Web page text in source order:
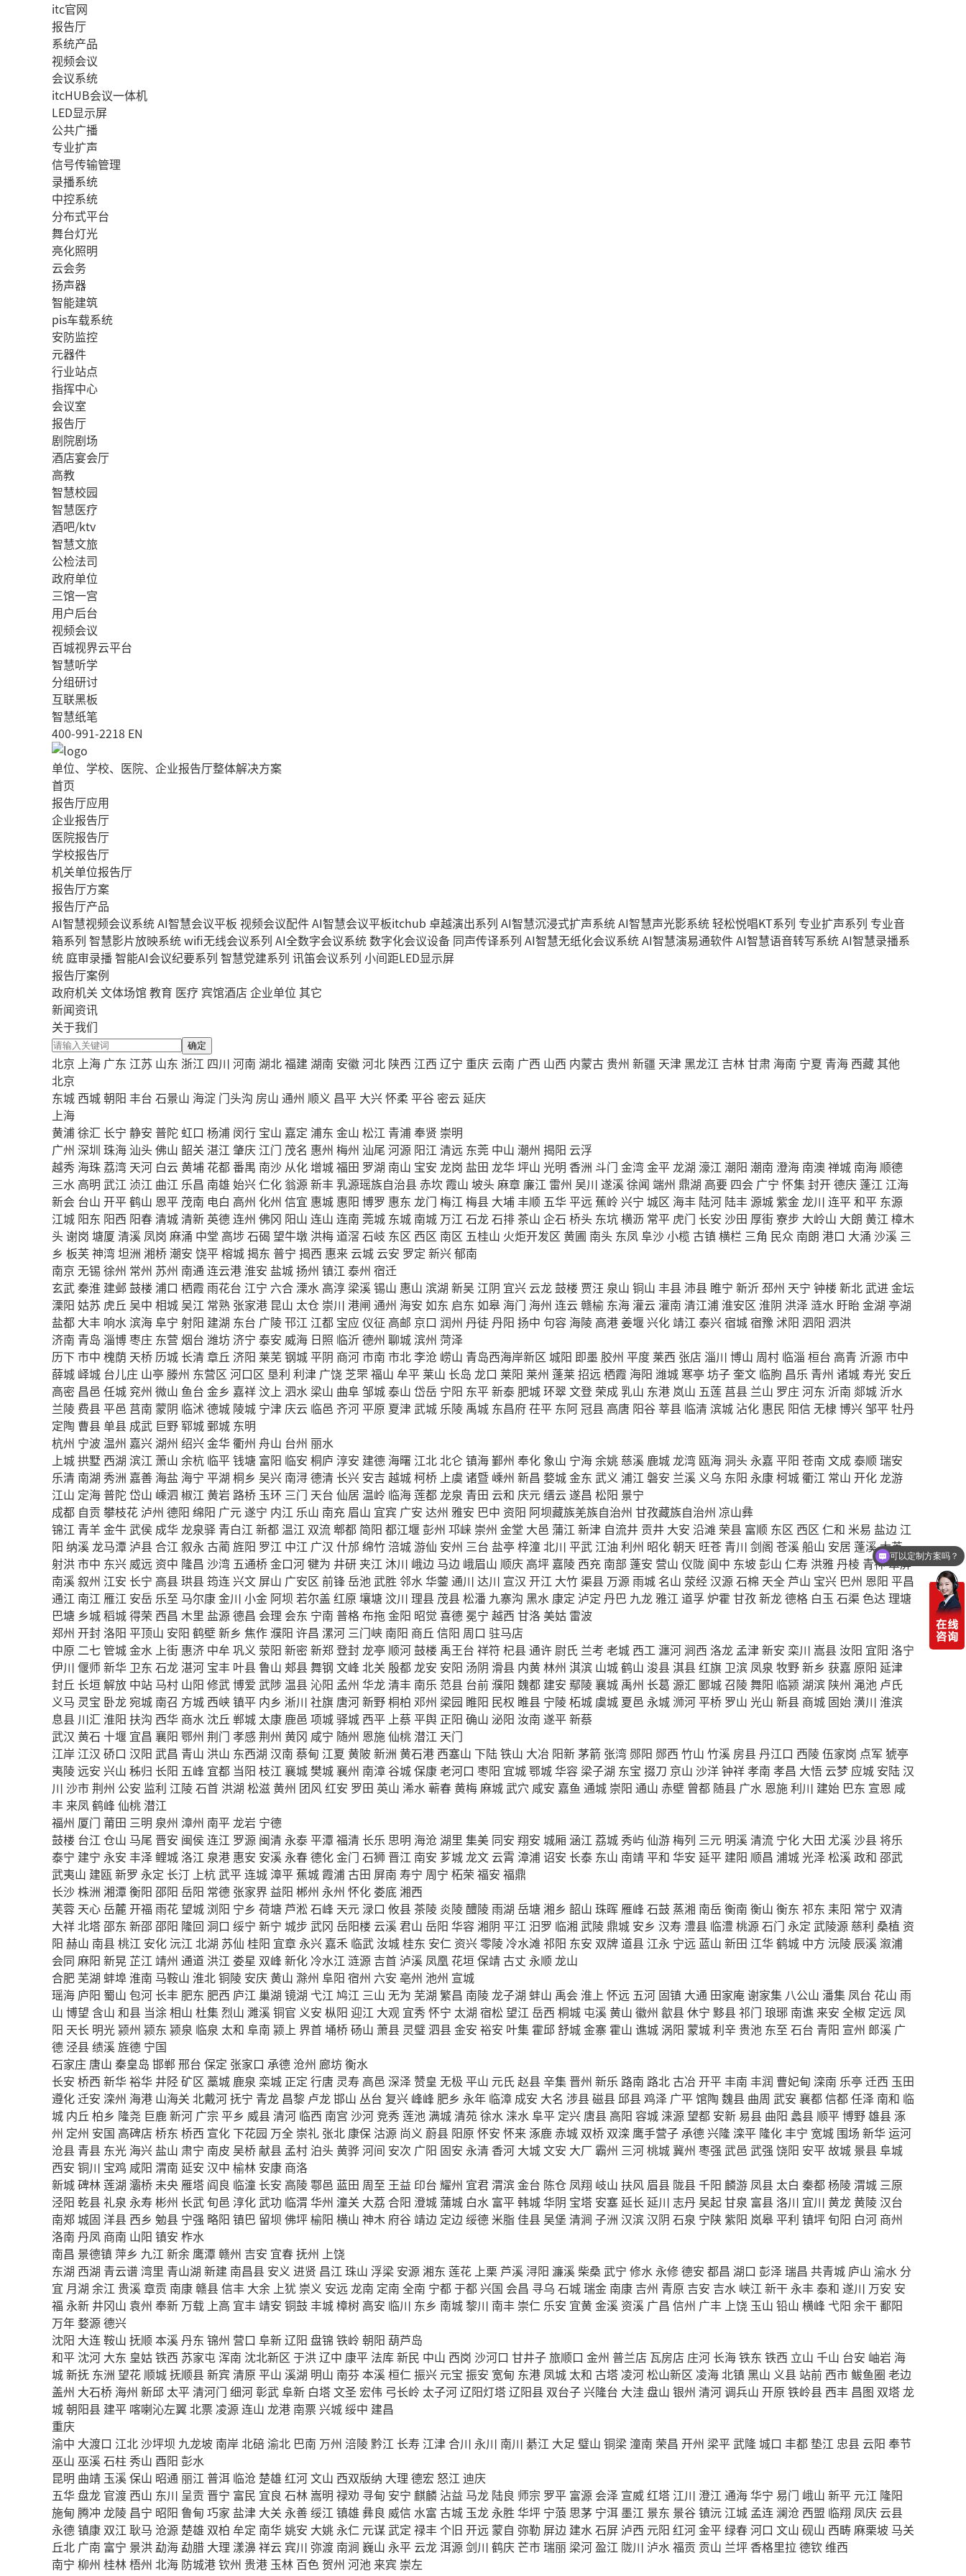
itc官网
报告厅
系统产品
视频会议
会议系统
itcHUB会议一体机
LED显示屏
公共广播
专业扩声
信号传输管理
录播系统
中控系统
分布式平台
舞台灯光
亮化照明
云会务
扬声器
智能建筑
pis车载系统
安防监控
元器件
行业站点
指挥中心
会议室
报告厅
剧院剧场
酒店宴会厅
高教
智慧校园
智慧医疗
酒吧/ktv
智慧文旅
公检法司
政府单位
三馆一宫
用户后台
视频会议
百城视界云平台
智慧听学
分组研讨
互联黑板
智慧纸笔
400-991-2218 EN
单位、学校、医院、企业报告厅整体解决方案
首页
报告厅应用
企业报告厅
医院报告厅
学校报告厅
机关单位报告厅
报告厅方案
报告厅产品
AI智慧视频会议系统AI智慧会议平板 视频会议配件AI智慧会议平板itchub 卓越演出系列 AI智慧沉浸式扩声系统AI智慧声光影系统轻松悦唱KT系列 专业扩声系列 专业音
箱系列 智慧影片放映系统wifi无线会议系列 AI全数字会议系统数字化会议设备 同声传译系列 AI智慧无纸化会议系统AI智慧演易通软件AI智慧语音转写系统AI智慧录播系
统 庭审录播智能AI会议纪要系列 智慧党建系列 讯笛会议系列 小间距LED显示屏
报告厅案例
政府机关 文体场馆 教育 医疗 宾馆酒店 企业单位 其它
新闻资讯
关于我们
确定
北京 上海 广东 江苏 山东 浙江 四川 河南 湖北福建湖南 安徽河北 陕西 江西 辽宁 重庆 云南 广西 山西 内蒙古 贵州 新疆 天津黑龙江 吉林甘肃 海南 宁夏 青海 西藏其他
北京
东城 西城朝阳 丰台 石景山 海淀 门头沟 房山 通州 顺义 昌平 大兴怀柔平谷 密云延庆
上海
黄浦徐汇 长宁 静安 普陀 虹口 杨浦 闵行 宝山 嘉定 浦东 金山 松江 青浦奉贤 崇明
广州 深圳 珠海 汕头佛山 韶关 湛江 肇庆 江门 茂名 惠州 梅州 汕尾 河源 阳江 清远 东莞 中山 潮州 揭阳 云浮
越秀 海珠 荔湾 天河 白云黄埔 花都番禺 南沙 从化增城福田 罗湖 南山 宝安 龙岗 盐田 龙华坪山 光明 香洲 斗门 金湾金平龙湖 濠江 潮阳 潮南 澄海 南澳禅城 南海 顺德
三水 高明 武江 浈江 曲江 乐昌 南雄 始兴仁化 翁源新丰乳源瑶族自治县赤坎 霞山 坡头麻章 廉江 雷州 吴川 遂溪徐闻 端州 鼎湖 高要 四会 广宁 怀集封开德庆 蓬江 江海
新会 台山 开平鹤山 恩平 茂南 电白 高州 化州 信宜 惠城 惠阳 博罗 惠东 龙门 梅江 梅县 大埔丰顺 五华平远 蕉岭 兴宁 城区 海丰 陆河 陆丰源城紫金龙川 连平和平 东源
江城 阳东 阳西 阳春清城清新 英德连州 佛冈 阳山 连山 连南 莞城 东城 南城 万江 石龙石排茶山 企石 桥头 东坑横沥 常平 虎门 长安 沙田 厚街寮步 大岭山 大朗 黄江 樟木
头谢岗 塘厦 清溪 凤岗 麻涌 中堂 高埗石碣 望牛墩 洪梅道滘 石岐 东区 西区 南区 五桂山 火炬开发区 黄圃 南头 东凤阜沙小榄 古镇横栏 三角 民众 南朗 港口 大涌 沙溪 三
乡 板芙 神湾坦洲 湘桥潮安 饶平榕城揭东 普宁 揭西 惠来 云城 云安 罗定 新兴郁南
南京 无锡 徐州 常州 苏州 南通连云港淮安 盐城扬州 镇江 泰州 宿迁
玄武秦淮 建邺鼓楼 浦口 栖霞 雨花台 江宁 六合 溧水 高淳 梁溪锡山 惠山 滨湖 新吴 江阴 宜兴 云龙鼓楼 贾汪 泉山 铜山 丰县 沛县 睢宁 新沂邳州 天宁 钟楼 新北武进金坛
溧阳 姑苏 虎丘 吴中 相城吴江 常熟 张家港 昆山 太仓 崇川 港闸 通州 海安 如东 启东 如皋 海门 海州 连云赣榆 东海灌云灌南 清江浦淮安区 淮阴 洪泽 涟水 盱眙金湖 亭湖
盐都 大丰 响水滨海阜宁 射阳 建湖 东台 广陵邗江 江都 宝应 仪征 高邮 京口 润州 丹徒丹阳 扬中 句容 海陵 高港姜堰兴化靖江 泰兴宿城宿豫 沭阳 泗阳 泗洪
济南 青岛 淄博枣庄 东营 烟台 潍坊济宁 泰安 威海 日照 临沂德州 聊城滨州 菏泽
历下市中 槐荫 天桥 历城 长清章丘 济阳 莱芜钢城平阴 商河市南 市北李沧 崂山 青岛西海岸新区 城阳 即墨 胶州 平度 莱西 张店 淄川 博山 周村 临淄 桓台 高青 沂源市中
薛城 峄城 台儿庄 山亭 滕州 东营区 河口区 垦利 利津 广饶 芝罘福山 牟平 莱山 长岛 龙口 莱阳 莱州 蓬莱招远 栖霞 海阳 潍城 寒亭 坊子奎文 临朐 昌乐 青州 诸城寿光 安丘
高密 昌邑 任城 兖州 微山 鱼台 金乡 嘉祥 汶上 泗水 梁山 曲阜邹城泰山 岱岳 宁阳 东平新泰 肥城环翠文登 荣成乳山 东港 岚山 五莲 莒县 兰山 罗庄河东 沂南 郯城 沂水
兰陵 费县平邑 莒南 蒙阴 临沭德城 陵城 宁津 庆云 临邑 齐河平原 夏津武城 乐陵 禹城 东昌府茌平 东阿冠县 高唐 阳谷莘县 临清滨城 沾化 惠民 阳信无棣博兴邹平牡丹
定陶 曹县单县 成武 巨野 郓城 鄄城 东明
杭州 宁波 温州 嘉兴湖州 绍兴金华衢州 舟山 台州 丽水
上城拱墅 西湖 滨江 萧山 余杭 临平钱塘 富阳 临安 桐庐 淳安 建德 海曙 江北北仑镇海鄞州 奉化 象山 宁海余姚 慈溪 鹿城龙湾 瓯海洞头 永嘉 平阳 苍南 文成泰顺瑞安
乐清 南湖 秀洲 嘉善 海盐 海宁 平湖 桐乡 吴兴 南浔德清 长兴 安吉 越城柯桥 上虞 诸暨 嵊州 新昌 婺城金东 武义 浦江 磐安 兰溪 义乌 东阳 永康柯城衢江 常山 开化龙游
江山 定海普陀 岱山 嵊泗 椒江 黄岩 路桥 玉环 三门 天台 仙居 温岭 临海莲都龙泉 青田 云和 庆元缙云遂昌 松阳 景宁
成都 自贡 攀枝花 泸州 德阳 绵阳 广元遂宁 内江 乐山 南充 眉山 宜宾 广安 达州 雅安 巴中 资阳 阿坝藏族羌族自治州 甘孜藏族自治州 凉山彝
锦江 青羊金牛武侯 成华龙泉驿 青白江 新都 温江 双流郫都 简阳 都江堰彭州 邛崃 崇州 金堂 大邑 蒲江 新津 自流井 贡井 大安 沿滩 荣县 富顺 东区 西区 仁和 米易 盐边 江
阳 纳溪龙马潭 泸县合江 叙永古蔺旌阳 罗江 中江 广汉 什邡 绵竹 涪城游仙 安州 三台 盐亭 梓潼北川 平武 江油 利州 昭化朝天 旺苍 青川 剑阁 苍溪船山 安居 蓬溪大英
射洪市中 东兴 威远 资中 隆昌 沙湾 五通桥金口河犍为 井研 夹江 沐川 峨边 马边 峨眉山 顺庆 高坪 嘉陵 西充 南部 蓬安 营山 仪陇 阆中 东坡彭山 仁寿 洪雅丹棱 青神翠屏
南溪叙州 江安 长宁 高县珙县筠连兴文 屏山 广安区 前锋岳池武胜 邻水华蓥 通川 达川 宣汉 开江 大竹 渠县 万源雨城 名山 荥经汉源石棉 天全 芦山 宝兴 巴州 恩阳 平昌
通江 南江 雁江 安岳 乐至 马尔康金川 小金 阿坝 若尔盖 红原 壤塘 汶川 理县 茂县松潘 九寨沟 黑水 康定 泸定 丹巴 九龙雅江 道孚炉霍 甘孜新龙德格 白玉 石渠色达 理塘
巴塘 乡城稻城得荣 西昌 木里 盐源德昌 会理 会东 宁南 普格布拖金阳 昭觉 喜德 冕宁 越西 甘洛 美姑 雷波
郑州 开封洛阳 平顶山 安阳 鹤壁新乡 焦作濮阳 许昌 漯河 三门峡 南阳 商丘 信阳 周口 驻马店
中原 二七 管城金水 上街 惠济 中牟巩义 荥阳 新密 新郑登封龙亭 顺河鼓楼 禹王台 祥符 杞县通许 尉氏 兰考 老城 西工瀍河涧西 洛龙 孟津新安 栾川 嵩县 汝阳 宜阳 洛宁
伊川 偃师新华 卫东 石龙湛河 宝丰 叶县鲁山 郏县舞钢 文峰 北关 殷都龙安 安阳 汤阴 滑县 内黄林州 淇滨 山城鹤山 浚县淇县红旗 卫滨 凤泉 牧野新乡 获嘉 原阳 延津
封丘 长垣解放 中站 马村 山阳 修武博爱 武陟 温县沁阳 孟州 华龙清丰 南乐 范县 台前濮阳 魏都 建安 鄢陵襄城 禹州 长葛 源汇 郾城召陵舞阳 临颍 湖滨 陕州 渑池 卢氏
义马 灵宝 卧龙宛城 南召 方城 西峡镇平 内乡 淅川 社旗 唐河新野桐柏 邓州 梁园 睢阳 民权 睢县 宁陵柘城 虞城 夏邑 永城浉河平桥 罗山 光山 新县 商城 固始潢川 淮滨
息县 川汇 淮阳 扶沟 西华 商水 沈丘 郸城 太康 鹿邑 项城驿城 西平 上蔡 平舆 正阳 确山 泌阳 汝南 遂平新蔡
武汉 黄石 十堰 宜昌 襄阳 鄂州 荆门 孝感荆州 黄冈 咸宁 随州 恩施仙桃潜江 天门
江岸 江汉 硚口 汉阳 武昌 青山 洪山 东西湖 汉南 蔡甸 江夏 黄陂 新洲 黄石港 西塞山 下陆铁山 大冶 阳新茅箭 张湾 郧阳 郧西 竹山 竹溪 房县丹江口 西陵伍家岗 点军 猇亭
夷陵远安 兴山 秭归 长阳 五峰 宜都 当阳 枝江 襄城樊城襄州 南漳谷城保康老河口 枣阳 宜城鄂城华容 梁子湖 东宝 掇刀 京山 沙洋钟祥孝南 孝昌 大悟 云梦 应城 安陆汉
川 沙市荆州 公安 监利 江陵石首 洪湖 松滋黄州 团风红安 罗田 英山 浠水蕲春黄梅麻城武穴 咸安 嘉鱼 通城 崇阳 通山 赤壁 曾都 随县 广水 恩施利川 建始 巴东 宣恩 咸
丰 来凤鹤峰 仙桃潜江
福州 厦门 莆田 三明 泉州 漳州 南平龙岩 宁德
鼓楼 台江 仓山 马尾 晋安 闽侯连江 罗源 闽清 永泰平潭福清 长乐 思明 海沧 湖里 集美 同安 翔安 城厢 涵江 荔城秀屿仙游梅列 三元 明溪清流 宁化 大田 尤溪沙县将乐
泰宁 建宁 永安 丰泽鲤城洛江 泉港 惠安 安溪 永春德化金门 石狮 晋江 南安 芗城龙文 云霄 漳浦诏安 长泰 东山 南靖平和 华安 延平 建阳 顺昌 浦城光泽松溪政和 邵武
武夷山 建瓯新罗 永定 长汀 上杭武平连城 漳平 蕉城 霞浦古田 屏南 寿宁 周宁 柘荣 福安 福鼎
长沙株洲 湘潭衡阳 邵阳 岳阳 常德 张家界 益阳 郴州 永州 怀化 娄底湘西
芙蓉 天心岳麓开福 雨花望城 浏阳 宁乡 荷塘 芦淞石峰 天元 渌口 攸县茶陵 炎陵醴陵雨湖 岳塘湘乡 韶山 珠晖 雁峰 石鼓 蒸湘 南岳衡南 衡山 衡东 祁东 耒阳 常宁 双清
大祥北塔邵东 新邵邵阳 隆回 洞口 绥宁 新宁 城步 武冈 岳阳楼 云溪君山 岳阳 华容湘阴 平江 汨罗 临湘 武陵鼎城 安乡 汉寿 澧县 临澧桃源石门 永定 武陵源 慈利 桑植 资
阳 赫山 南县桃江 安化沅江 北湖 苏仙 桂阳 宜章 永兴 嘉禾 临武 汝城桂东 安仁 资兴零陵 冷水滩 祁阳 东安 双牌道县 江永 宁远 蓝山 新田 江华鹤城 中方 沅陵 辰溪 溆浦
会同 麻阳 新晃 芷江 靖州 通道 洪江 娄星 双峰 新化 冷水江 涟源 吉首 泸溪 凤凰 花垣保靖古丈 永顺龙山
合肥 芜湖 蚌埠淮南 马鞍山 淮北铜陵 安庆黄山 滁州 阜阳 宿州 六安 亳州 池州 宣城
瑶海 庐阳 蜀山 包河 长丰 肥东 肥西 庐江 巢湖 镜湖 弋江 鸠江 三山 无为 芜湖 繁昌 南陵龙子湖 蚌山 禹会淮上 怀远 五河 固镇 大通 田家庵谢家集 八公山 潘集 凤台 花山 雨
山 博望 含山 和县 当涂相山 杜集 烈山 濉溪铜官 义安 枞阳 迎江 大观 宜秀怀宁 太湖 宿松 望江 岳西 桐城 屯溪黄山 徽州 歙县休宁 黟县祁门 琅琊 南谯 来安 全椒 定远 凤
阳 天长 明光颍州 颍东 颍泉 临泉 太和 阜南 颍上 界首埇桥砀山 萧县 灵璧泗县金安 裕安 叶集 霍邱舒城金寨 霍山 谯城 涡阳 蒙城利辛 贵池 东至 石台 青阳 宣州 郎溪 广
德 泾县绩溪旌德 宁国
石家庄 唐山 秦皇岛 邯郸 邢台 保定 张家口 承德 沧州 廊坊衡水
长安 桥西 新华裕华 井陉矿区 藁城 鹿泉 栾城 正定 行唐 灵寿 高邑 深泽 赞皇 无极 平山 元氏赵县辛集 晋州 新乐 路南 路北古冶 开平丰南 丰润 曹妃甸 滦南 乐亭 迁西 玉田
遵化迁安 滦州 海港 山海关 北戴河抚宁 青龙 昌黎 卢龙邯山 丛台 复兴 峰峰 肥乡 永年 临漳 成安 大名 涉县磁县邱县鸡泽 广平馆陶 魏县 曲周 武安 襄都信都任泽 南和 临
城 内丘 柏乡 隆尧 巨鹿新河 广宗 平乡 威县清河 临西 南宫 沙河竞秀莲池 满城清苑徐水 涞水阜平 定兴 唐县 高阳 容城 涞源望都 安新易县 曲阳 蠡县 顺平博野雄县涿
州 定州 安国 高碑店 桥东 桥西 宣化下花园 万全 崇礼 张北 康保 沽源 尚义 蔚县 阳原 怀安 怀来涿鹿赤城 双桥 双滦 鹰手营子承德兴隆 滦平 隆化丰宁 宽城 围场 新华运河
沧县 青县 东光 海兴 盐山 肃宁 南皮 吴桥献县 孟村 泊头黄骅河间 安次 广阳 固安 永清 香河 大城文安 大厂 霸州 三河桃城冀州 枣强 武邑 武强 饶阳 安平故城 景县阜城
西安 铜川 宝鸡 咸阳 渭南 延安 汉中 榆林 安康 商洛
新城碑林莲湖 灞桥未央 雁塔 阎良 临潼 长安 高陵鄠邑 蓝田 周至 王益 印台 耀州 宜君渭滨金台 陈仓 凤翔 岐山 扶风 眉县 陇县千阳 麟游 凤县 太白 秦都杨陵渭城 三原
泾阳 乾县礼泉 永寿彬州 长武旬邑 淳化武功 临渭 华州 潼关 大荔 合阳 澄城蒲城 白水 富平韩城华阴 宝塔 安塞延长 延川 志丹吴起甘泉 富县洛川 宜川 黄龙黄陵汉台
南郑城固 洋县 西乡 勉县 宁强 略阳 镇巴 留坝 佛坪榆阳 横山 神木 府谷靖边 定边绥德 米脂佳县吴堡 清涧 子洲 汉滨汉阴 石泉 宁陕紫阳 岚皋平利 镇坪旬阳 白河 商州
洛南 丹凤 商南 山阳 镇安 柞水
南昌 景德镇萍乡 九江 新余 鹰潭赣州 吉安 宜春抚州 上饶
东湖 西湖 青云谱湾里 青山湖 新建 南昌县 安义 进贤 昌江 珠山 浮梁 安源湘东 莲花 上栗 芦溪 浔阳 濂溪柴桑武宁 修水 永修德安 都昌 湖口 彭泽瑞昌 共青城 庐山 渝水 分
宜 月湖 余江 贵溪章贡 南康赣县信丰 大余 上犹 崇义 安远 龙南 定南 全南 宁都于都兴国 会昌 寻乌 石城瑞金 南康 吉州 青原 吉安 吉水 峡江 新干 永丰泰和 遂川 万安 安
福 永新 井冈山 袁州 奉新 万载 上高 宜丰靖安 铜鼓丰城樟树 高安 临川 东乡 南城黎川 南丰 崇仁 乐安 宜黄金溪 资溪 广昌 信州 广丰 上饶 玉山 铅山 横峰 弋阳 余干鄱阳
万年婺源德兴
沈阳 大连鞍山 抚顺本溪丹东 锦州 营口 阜新辽阳 盘锦 铁岭 朝阳 葫芦岛
和平 沈河 大东 皇姑铁西 苏家屯 浑南 沈北新区 于洪辽中 康平 法库新民 中山 西岗 沙河口 甘井子旅顺口 金州 普兰店 瓦房店 庄河 长海铁东 铁西 立山 千山 台安 岫岩 海
城新抚 东洲 望花 顺城抚顺县新宾 清原 平山 溪湖 明山 南芬 本溪桓仁振兴 元宝 振安 宽甸 东港 凤城 太和 古塔 凌河松山新区 凌海北镇黑山 义县 站前 西市 鲅鱼圈 老边
盖州 大石桥 海州 新邱 太平清河门 细河彰武阜新 白塔文圣宏伟 弓长岭 太子河辽阳灯塔辽阳县 双台子兴隆台 大洼 盘山 银州 清河调兵山 开原 铁岭县 西丰 昌图 双塔龙
城朝阳县 建平 喀喇沁左翼北票 凌源连山 龙港 南票兴城绥中 建昌
重庆
渝中 大渡口 江北沙坪坝 九龙坡 南岸北碚渝北 巴南 万州 涪陵黔江 长寿 江津合川 永川 南川 綦江 大足 璧山 铜梁潼南 荣昌 开州 梁平武隆城口 丰都 垫江 忠县 云阳 奉节
巫山 巫溪石柱 秀山 酉阳 彭水
昆明 曲靖 玉溪保山 昭通丽江 普洱 临沧 楚雄 红河文山 西双版纳 大理 德宏 怒江 迪庆
五华盘龙 官渡 西山 东川 呈贡 晋宁 富民 宜良 石林嵩明 禄劝 寻甸 安宁 麒麟 沾益 马龙 陆良 师宗 罗平 富源 会泽 宣威红塔 江川 澄江 通海华宁 易门 峨山 新平 元江 隆阳
施甸 腾冲 龙陵 昌宁 昭阳 鲁甸 巧家 盐津 大关 永善绥江 镇雄 彝良 威信水富 古城 玉龙 永胜 华坪 宁蒗 思茅 宁洱 墨江 景东 景谷镇沅 江城 孟连 澜沧 西盟 临翔 凤庆 云县
永德镇康 双江 耿马 沧源 楚雄 双柏 牟定 南华姚安 大姚 永仁 元谋武定 禄丰个旧 开远 蒙自 弥勒 屏边 建水石屏 泸西 元阳 红河金平绿春河口 文山 砚山 西畴麻栗坡 马关
丘北 广南 富宁 景洪 勐海 勐腊 大理 漾濞祥云 宾川 弥渡 南涧 巍山 永平 云龙 洱源剑川 鹤庆 芒市瑞丽 梁河盈江 陇川 泸水福贡 贡山 兰坪 香格里拉 德钦维西
南宁 柳州 桂林梧州 北海 防城港钦州 贵港 玉林 百色贺州 河池 来宾 崇左
你们电话多少
可以定制方案吗？